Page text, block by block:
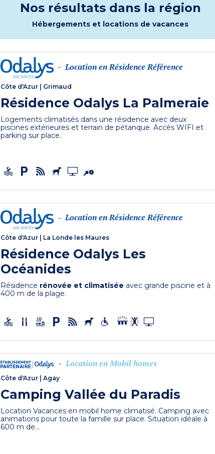
Nos résultats dans la région
Hébergements et locations de vacances
- Location en Résidence Référence
Côte d'Azur Grimaud
Résidence Odalys La Palmeraie
Logements climatisés dans une résidence avec deux
piscines extérieures et terrain de pétanque. Accès WIFI et
parking sur place.
- Location en Résidence Référence
Côte d'Azur | La Londe les Maures
Résidence Odalys Les
Océanides
Résidence rénovée et climatisée avec grande piscine et à
400 m de la plage.
- Location en Mobil homes
Côte d'Azur |Agay
Camping Vallée du Paradis
Location Vacances en mobil home climatisé. Camping avec
animations pour toute la famille sur place. Situation idéale à
600 m de...